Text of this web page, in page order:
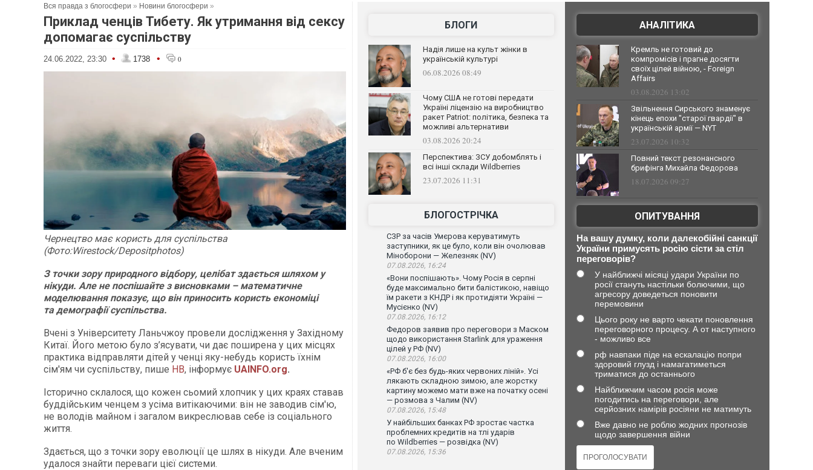
Вся правда з блогосфери » Новини блогосфери »
Приклад ченців Тибету. Як утримання від сексу
допомагає суспільству
24.06.2022, 23:30 • 1738 • 0
Чернецтво має користь для суспільства
(Фото:Wirestock/Depositphotos)
З точки зору природного відбору, целібат здається шляхом у
нікуди. Але не поспішайте з висновками – математичне
моделювання показує, що він приносить користь економіці
та демографії суспільства.
Вчені з Університету Ланьчжоу провели дослідження у Західному
Китаї. Його метою було з’ясувати, чи дає поширена у цих місцях
практика відправляти дітей у ченці яку-небудь користь їхнім
сім'ям чи суспільству, пише НВ, інформує UAINFO.org.
Історично склалося, що кожен сьомий хлопчик у цих краях ставав
буддійським ченцем з усіма витікаючими: він не заводив сім'ю,
не володів майном і загалом викреслював себе із соціального
життя.
Здається, що з точки зору еволюції це шлях в нікуди. Але вченим
удалося знайти переваги цієї системи.
БЛОГИ
Надія лише на культ жінки в
українській культурі
06.08.2026 08:49
Чому США не готові передати
Україні ліцензію на виробництво
ракет Patriot: політика, безпека та
можливі альтернативи
03.08.2026 20:24
Перспектива: ЗСУ добомблять і
всі інші склади Wildberries
23.07.2026 11:31
БЛОГОСТРІЧКА
СЗР за часів Умєрова керуватимуть
заступники, як це було, коли він очолював
Міноборони — Железняк (NV)
07.08.2026, 16:24
«Вони поспішають». Чому Росія в серпні
буде максимально бити балістикою, навіщо
їм ракети з КНДР і як протидіяти Україні —
Мусієнко (NV)
07.08.2026, 16:12
Федоров заявив про переговори з Маском
щодо використання Starlink для ураження
цілей у РФ (NV)
07.08.2026, 16:00
«РФ б'є без будь-яких червоних ліній». Усі
лякають складною зимою, але жорстку
картину можемо мати вже на початку осені
— розмова з Чалим (NV)
07.08.2026, 15:48
У найбільших банках РФ зростає частка
проблемних кредитів на тлі ударів
по Wildberries — розвідка (NV)
07.08.2026, 15:36
АНАЛІТИКА
Кремль не готовий до
компромісів і прагне досягти
своїх цілей війною, - Foreign
Affairs
03.08.2026 13:02
Звільнення Сирського знаменує
кінець епохи "старої гвардії" в
українській армії — NYT
23.07.2026 10:32
Повний текст резонансного
брифінга Михайла Федорова
18.07.2026 09:27
ОПИТУВАННЯ
На вашу думку, коли далекобійні санкції
України примусять росію сісти за стіл
переговорів?
У найближчі місяці удари України по
росії стануть настільки болючими, що
агресору доведеться поновити
перемовини
Цього року не варто чекати поновлення
переговорного процесу. А от наступного
- можливо все
рф навпаки піде на ескалацію попри
здоровий глузд і намагатиметься
триматися до останнього
Найближчим часом росія може
погодитись на переговори, але
серйозних намірів росіяни не матимуть
Вже давно не роблю жодних прогнозів
щодо завершення війни